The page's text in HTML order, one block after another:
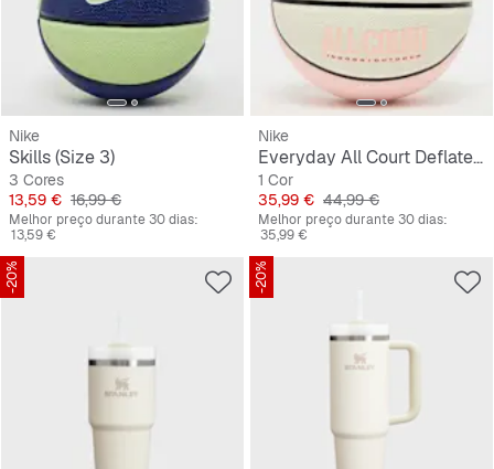
Nike
Skills (Size 3)
3 Cores
Preço
13,59 € Preço original
16,99 €
Melhor preço durante 30 dias:
13,59 €
Nike
Everyday All Court Deflated (Size 7)
1 Cor
Preço
35,99 € Preço original
44,99 €
Melhor preço durante 30 dias:
35,99 €
-20% -20%